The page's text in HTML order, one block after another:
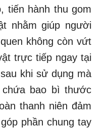
tiến hành thu gom
nhằm giúp người
không còn vứt
trực tiếp ngay tại
khi sử dụng mà
bao bì thước
thanh niên đảm
phần chung tay